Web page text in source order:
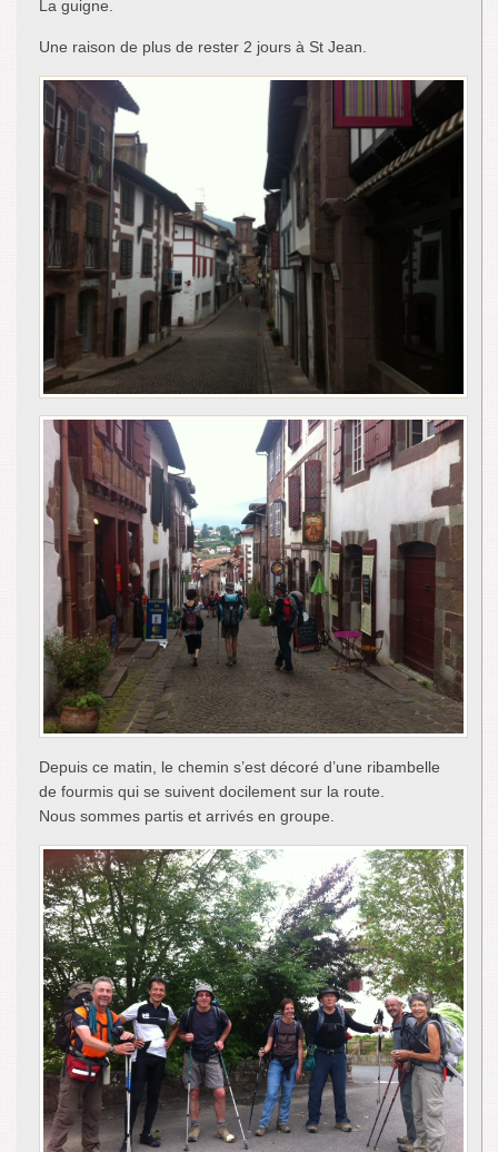
La guigne.
Une raison de plus de rester 2 jours à St Jean.
Depuis ce matin, le chemin s’est décoré d’une ribambelle
de fourmis qui se suivent docilement sur la route.
Nous sommes partis et arrivés en groupe.